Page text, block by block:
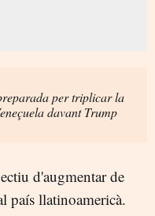
per triplicar la
davant Trump
d'augmentar de
país llatinoamericà.